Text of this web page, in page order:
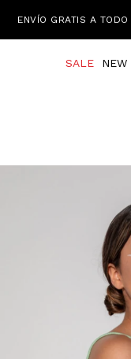
ENVÍO GRATIS A
SALE NEW